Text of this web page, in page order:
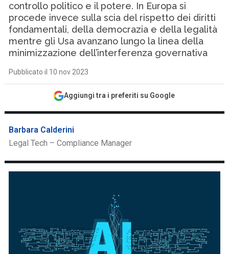
controllo politico e il potere. In Europa si
procede invece sulla scia del rispetto dei diritti
fondamentali, della democrazia e della legalità
mentre gli Usa avanzano lungo la linea della
minimizzazione dell’interferenza governativa
Pubblicato il 10 nov 2023
Aggiungi tra i preferiti su Google
Barbara Calderini
Legal Tech – Compliance Manager